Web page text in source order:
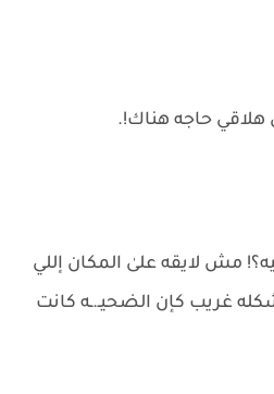
هلاقي حاجه هناك!.
مش لايقه علىٰ المكان إللي
غريب كإن الضحيـ.ـه كانت